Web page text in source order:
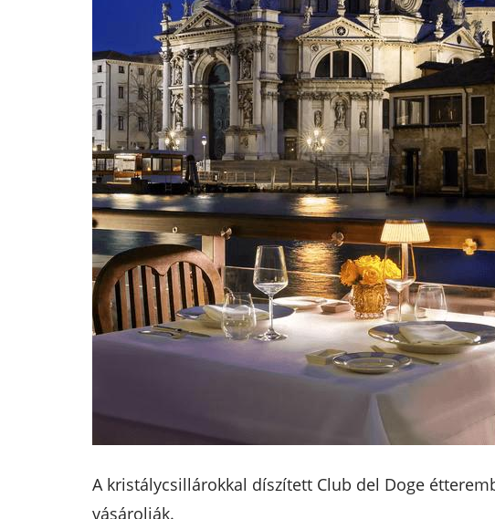
A kristálycsillárokkal díszített Club del Doge
vásárolják.